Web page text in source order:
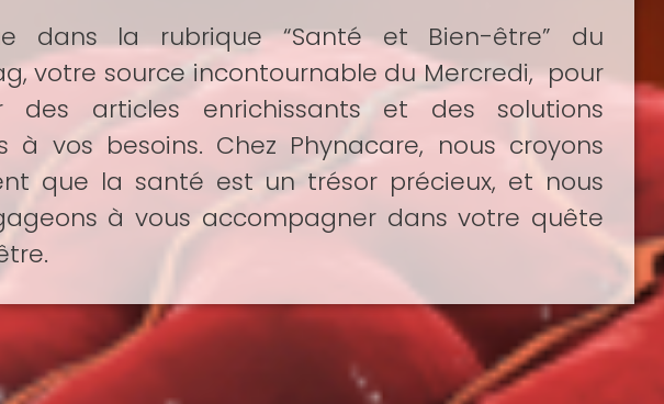
dans la rubrique “Santé et Bien-être” du
votre source incontournable du Mercredi, pour
des articles enrichissants et des solutions
à vos besoins. Chez Phynacare, nous croyons
que la santé est un trésor précieux, et nous
à vous accompagner dans votre quête